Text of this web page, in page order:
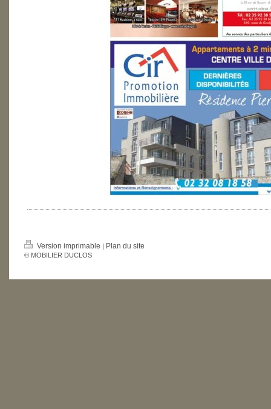
Version imprimable | Plan du site
© MOBILIER DUCLOS